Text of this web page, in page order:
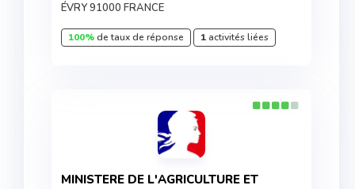
ÉVRY 91000 FRANCE
100%de taux de réponse 1activités liées
MINISTERE DE L'AGRICULTURE ET